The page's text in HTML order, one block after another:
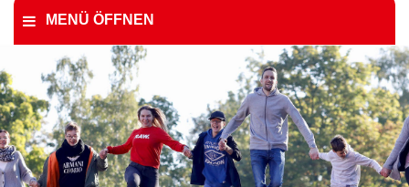
MENÜ ÖFFNEN